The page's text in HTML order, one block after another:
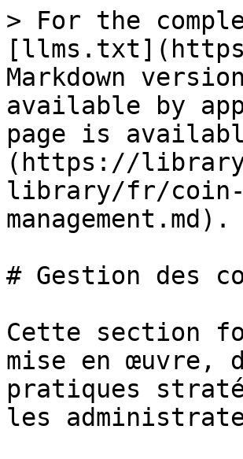
> For the
Markdown
available by
page is
(https://
library/fr/coin-
management.md).
# Gestion des
Cette section
mise en œuvre,
pratiques
les